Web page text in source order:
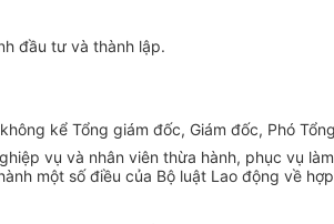
đầu tư và thành lập.
kể Tổng giám đốc, Giám đốc, Phó
vụ và nhân viên thừa hành, phục vụ
một số điều của Bộ luật Lao động về